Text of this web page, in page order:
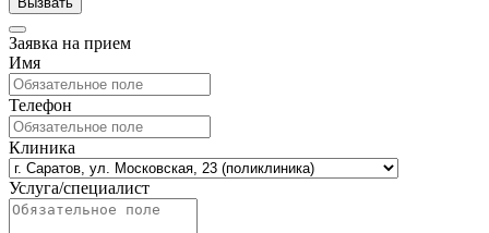
Заявка на прием
Имя
Телефон
Клиника
Услуга/специалист